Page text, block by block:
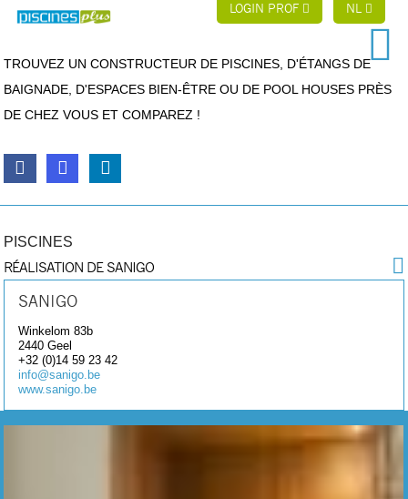
LOGIN PROF NL
TROUVEZ UN CONSTRUCTEUR DE PISCINES, D'ÉTANGS DE
BAIGNADE, D'ESPACES BIEN-ÊTRE OU DE POOL HOUSES PRÈS
DE CHEZ VOUS ET COMPAREZ !
PISCINES
RÉALISATION DE SANIGO
SANIGO
Winkelom 83b
2440 Geel
+32 (0)14 59 23 42
info@sanigo.be
www.sanigo.be